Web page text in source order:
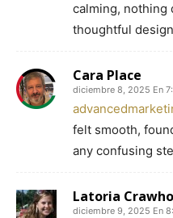
calming, nothing
thoughtful
Cara Place
diciembre 8, 2025 En
felt smooth,
any confusing
Latoria
diciembre 9, 2025 En